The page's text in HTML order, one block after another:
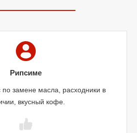
Рипсиме
замене масла, расходники в
вкусный кофе.